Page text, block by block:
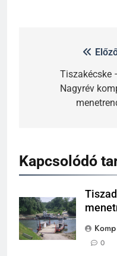
Tiszakécske
Nagyrév
Kapcsolódó
0